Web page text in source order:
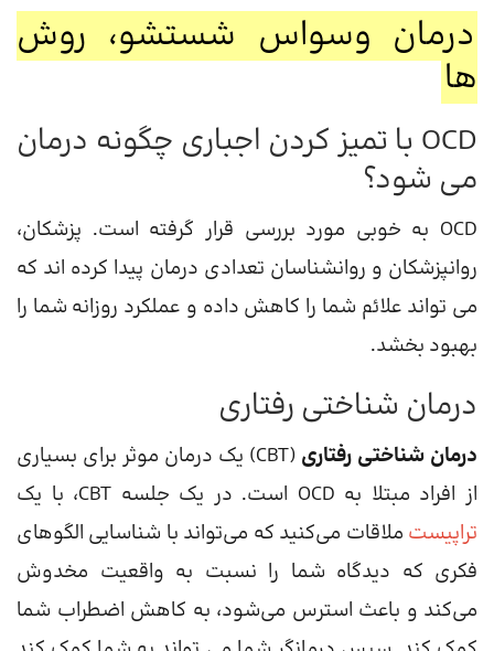
درمان وسواس شستشو، روش
ها
OCD با تمیز کردن اجباری چگونه درمان
می شود؟
OCD به خوبی مورد بررسی قرار گرفته است. پزشکان،
روانپزشکان و روانشناسان تعدادی درمان پیدا کرده اند که
می تواند علائم شما را کاهش داده و عملکرد روزانه شما را
بهبود بخشد.
درمان شناختی رفتاری
درمان شناختی رفتاری
(CBT) یک درمان موثر برای بسیاری
از افراد مبتلا به OCD است. در یک جلسه CBT، با یک
تراپیست ملاقات می‌کنید که می‌تواند با شناسایی الگوهای
فکری که دیدگاه شما را نسبت به واقعیت مخدوش
می‌کند و باعث استرس می‌شود، به کاهش اضطراب شما